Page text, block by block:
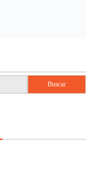
Buscar